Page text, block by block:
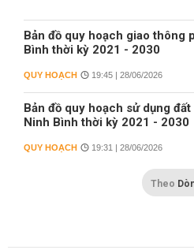
Bản đồ quy hoạch giao thông
Bình thời kỳ 2021 - 2030
QUY HOẠCH 19:45 | 28/06/2026
Bản đồ quy hoạch sử dụng
Ninh Bình thời kỳ 2021 - 2030
QUY HOẠCH 19:31 | 28/06/2026
Theo